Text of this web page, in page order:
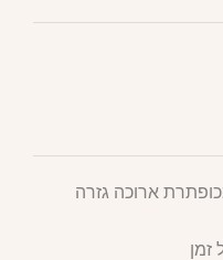
ארוכה גזרה
זמן